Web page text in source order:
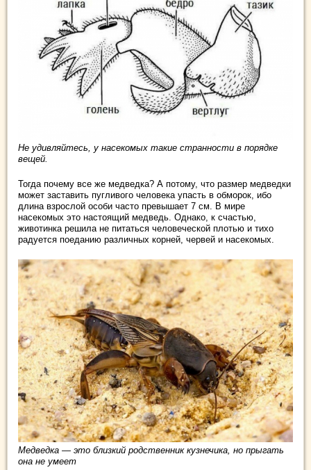
Не удивляйтесь, у насекомых такие странности в порядке
вещей.
Тогда почему все же медведка? А потому, что размер медведки
может заставить пугливого человека упасть в обморок, ибо
длина взрослой особи часто превышает 7 см. В мире
насекомых это настоящий медведь. Однако, к счастью,
животинка решила не питаться человеческой плотью и тихо
радуется поеданию различных корней, червей и насекомых.
Медведка — это близкий родственник кузнечика, но прыгать
она не умеет